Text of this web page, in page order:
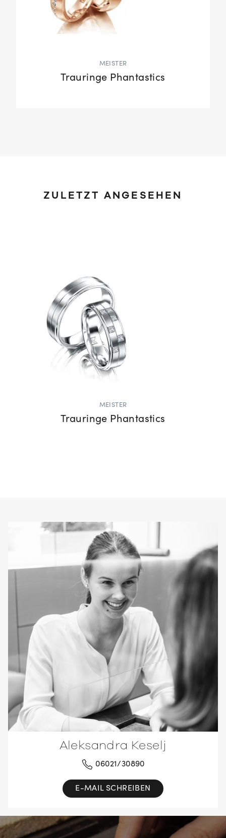
MEISTER
Trauringe Phantastics
ZULETZT ANGESEHEN
MEISTER
Trauringe Phantastics
Aleksandra Keselj
06021/30890
E-MAIL SCHREIBEN